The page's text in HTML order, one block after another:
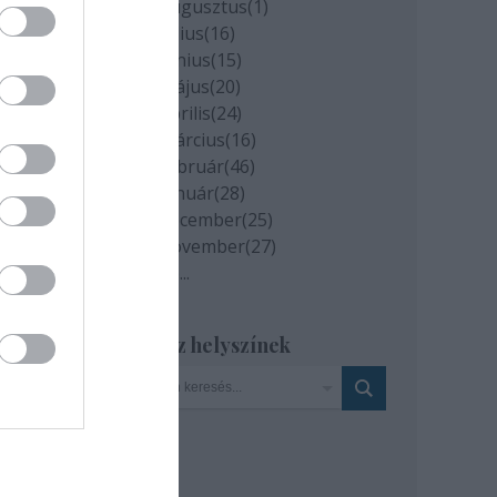
2020 augusztus(1)
2020 július(16)
2020 június(15)
2020 május(20)
2020 április(24)
2020 március(16)
2020 február(46)
2020 január(28)
2019 december(25)
2019 november(27)
...
Szinház helyszínek